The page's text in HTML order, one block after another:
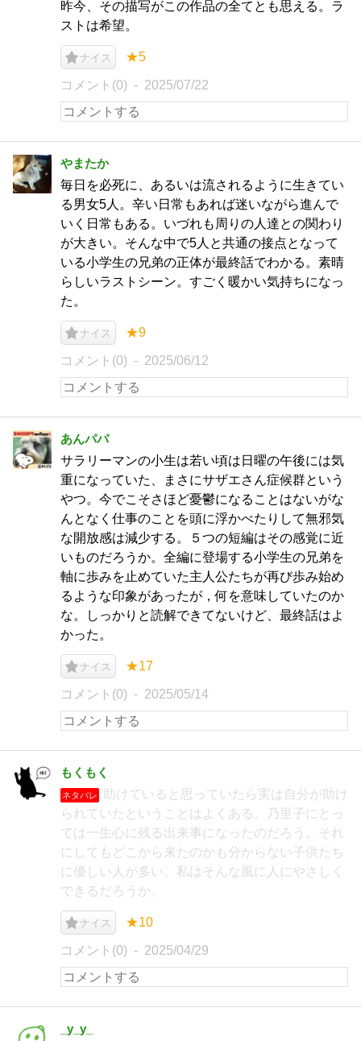
昨今、その描写がこの作品の全てとも思える。ラ
ストは希望。
ナイス ★5
コメント(0) 2025/07/22
やまたか
毎日を必死に、あるいは流されるように生きてい
る男女5人。辛い日常もあれば迷いながら進んで
いく日常もある。いづれも周りの人達との関わり
が大きい。そんな中で5人と共通の接点となって
いる小学生の兄弟の正体が最終話でわかる。素晴
らしいラストシーン。すごく暖かい気持ちになっ
た。
ナイス ★9
コメント(0) 2025/06/12
あんパパ
サラリーマンの小生は若い頃は日曜の午後には気
重になっていた、まさにサザエさん症候群という
やつ。今でこそさほど憂鬱になることはないがな
んとなく仕事のことを頭に浮かべたりして無邪気
な開放感は減少する。５つの短編はその感覚に近
いものだろうか。全編に登場する小学生の兄弟を
軸に歩みを止めていた主人公たちが再び歩み始め
るような印象があったが，何を意味していたのか
な。しっかりと読解できてないけど、最終話はよ
かった。
ナイス ★17
コメント(0) 2025/05/14
もくもく
ネタバレ
助けていると思っていたら実は自分が助け
られていたということはよくある。乃里子にとっ
ては一生心に残る出来事になったのだろう。それ
にしてもどこから来たのかも分からない子供たち
に優しい人が多い。私はそんな風に人にやさしく
できるだろうか。
ナイス ★10
コメント(0) 2025/04/29
_y_y_